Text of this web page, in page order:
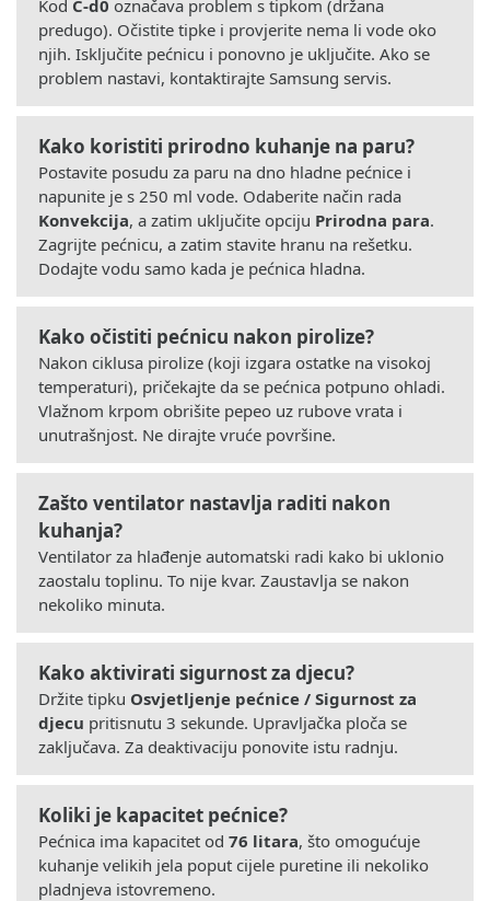
Kod C-d0 označava problem s tipkom (držana
predugo). Očistite tipke i provjerite nema li vode oko
njih. Isključite pećnicu i ponovno je uključite. Ako se
problem nastavi, kontaktirajte Samsung servis.
Kako koristiti prirodno kuhanje na paru?
Postavite posudu za paru na dno hladne pećnice i
napunite je s 250 ml vode. Odaberite način rada
Konvekcija, a zatim uključite opciju Prirodna para.
Zagrijte pećnicu, a zatim stavite hranu na rešetku.
Dodajte vodu samo kada je pećnica hladna.
Kako očistiti pećnicu nakon pirolize?
Nakon ciklusa pirolize (koji izgara ostatke na visokoj
temperaturi), pričekajte da se pećnica potpuno ohladi.
Vlažnom krpom obrišite pepeo uz rubove vrata i
unutrašnjost. Ne dirajte vruće površine.
Zašto ventilator nastavlja raditi nakon
kuhanja?
Ventilator za hlađenje automatski radi kako bi uklonio
zaostalu toplinu. To nije kvar. Zaustavlja se nakon
nekoliko minuta.
Kako aktivirati sigurnost za djecu?
Držite tipku Osvjetljenje pećnice / Sigurnost za
djecu pritisnutu 3 sekunde. Upravljačka ploča se
zaključava. Za deaktivaciju ponovite istu radnju.
Koliki je kapacitet pećnice?
Pećnica ima kapacitet od 76 litara, što omogućuje
kuhanje velikih jela poput cijele puretine ili nekoliko
pladnjeva istovremeno.